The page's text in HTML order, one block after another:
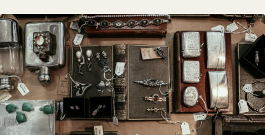
Teoria biżuterii w dekoracji — jak budować osobisty styl wnętrza